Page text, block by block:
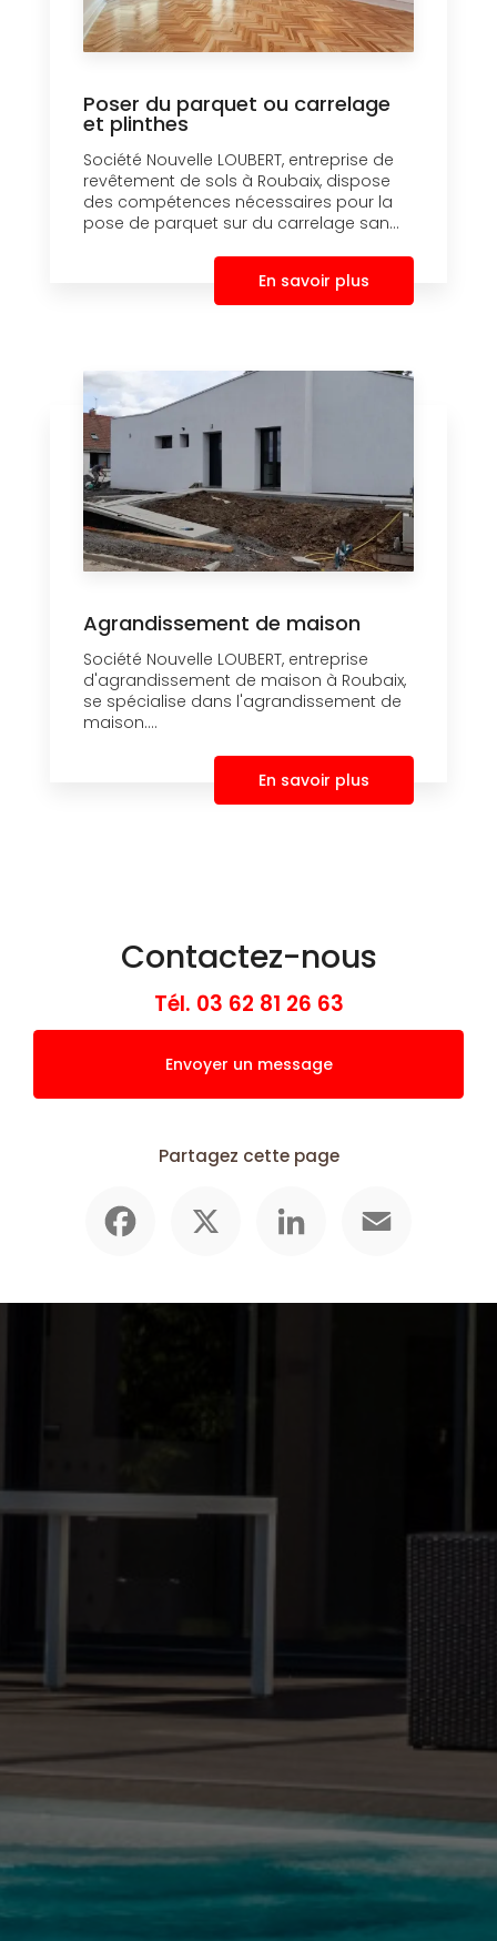
Poser du parquet ou carrelage
et plinthes
Société Nouvelle LOUBERT, entreprise de
revêtement de sols à Roubaix, dispose
des compétences nécessaires pour la
pose de parquet sur du carrelage san...
En savoir plus
Agrandissement de maison
Société Nouvelle LOUBERT, entreprise
d'agrandissement de maison à Roubaix,
se spécialise dans l'agrandissement de
maison....
En savoir plus
Contactez-nous
Tél. 03 62 81 26 63
Envoyer un message
Partagez cette page